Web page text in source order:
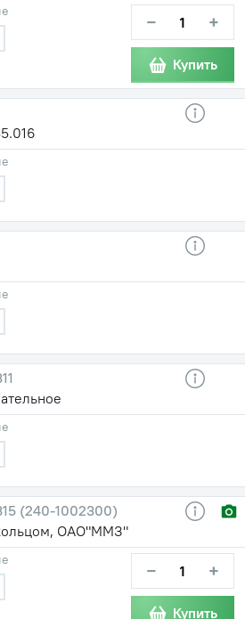
− +
Купить
(240-1002300)
ОАО"ММЗ"
− +
Купить